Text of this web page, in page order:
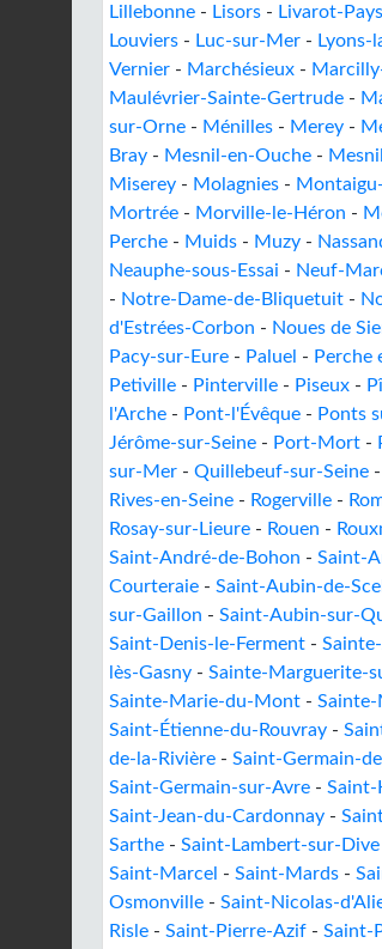
Lillebonne - Lisors - Livarot-
Louviers - Luc-sur-Mer - Lyons-
Vernier - Marchésieux -
Maulévrier-Sainte-Gertrude -
sur-Orne - Ménilles - Merey -
Bray - Mesnil-en-Ouche -
Miserey - Molagnies -
Mortrée - Morville-le-Héron -
Perche - Muids - Muzy -
Neauphe-sous-Essai - Neuf-
- Notre-Dame-de-Bliquetuit -
d'Estrées-Corbon - Noues de
Pacy-sur-Eure - Paluel - Perche
Petiville - Pinterville - Piseux -
l'Arche - Pont-l'Évêque - Ponts
Jérôme-sur-Seine - Port-Mort -
sur-Mer - Quillebeuf-sur-Seine -
Rives-en-Seine - Rogerville -
Rosay-sur-Lieure - Rouen -
Saint-André-de-Bohon - Saint-
Courteraie - Saint-Aubin-de-
sur-Gaillon - Saint-Aubin-sur-
Saint-Denis-le-Ferment -
lès-Gasny - Sainte-Marguerite-
Sainte-Marie-du-Mont -
Saint-Étienne-du-Rouvray -
de-la-Rivière - Saint-Germain-
Saint-Germain-sur-Avre - Saint-
Saint-Jean-du-Cardonnay -
Sarthe - Saint-Lambert-sur-Dive
Saint-Marcel - Saint-Mards -
Osmonville - Saint-Nicolas-
Risle - Saint-Pierre-Azif - Saint-